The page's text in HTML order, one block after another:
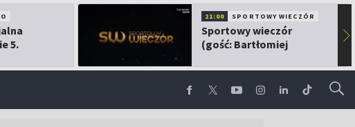
5.
21:00 SPORTOWY WIECZÓR
Sportowy wieczór
(gość: Bartłomiej
▶